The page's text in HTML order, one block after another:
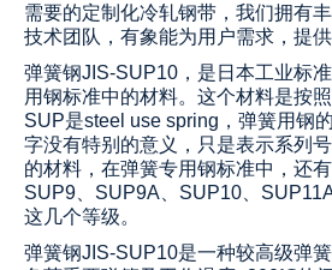
需要的定制化冷轧钢带，我们拥有
技术团队，有象能为用户需求，提供
弹簧钢JIS-SUP10，是日本工业标
用钢标准中的材料。这个材料是按
SUP是steel use spring，弹簧用钢
字没有特别的意义，只是表示系列
的材料，在弹簧专用钢标准中，还
SUP9、SUP9A、SUP10、
这几个等级。
弹簧钢JIS-SUP10是一种较高级弹